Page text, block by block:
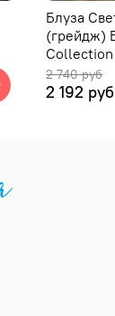
Блуза
(грейдж)
Collection
2 740 руб
2 192 руб